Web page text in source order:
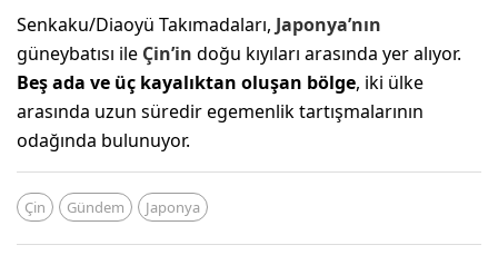
Senkaku/Diaoyü Takımadaları, Japonya’nın
güneybatısı ile Çin’in doğu kıyıları arasında yer alıyor.
Beş ada ve üç kayalıktan oluşan bölge, iki ülke
arasında uzun süredir egemenlik tartışmalarının
odağında bulunuyor.
Çin Gündem Japonya